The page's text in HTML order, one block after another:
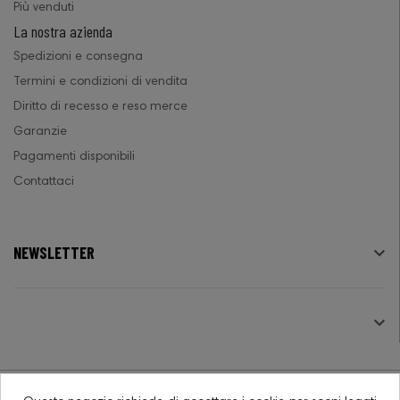
Più venduti
La nostra azienda
Spedizioni e consegna
Termini e condizioni di vendita
Diritto di recesso e reso merce
Garanzie
Pagamenti disponibili
Contattaci
NEWSLETTER 
